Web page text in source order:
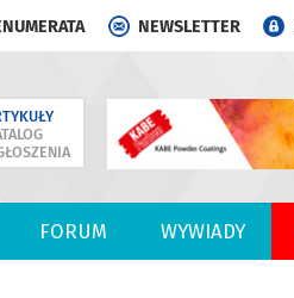
NEWSLETTER
FORUM WYWIADY